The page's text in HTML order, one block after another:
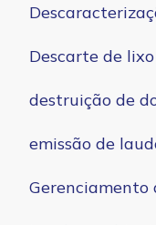
Descarte de
destruição de
emissão de
Gerenciamento